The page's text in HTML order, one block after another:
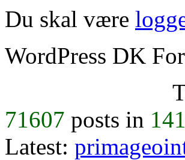
Du skal være
WordPress DK
71607 posts in
Latest: